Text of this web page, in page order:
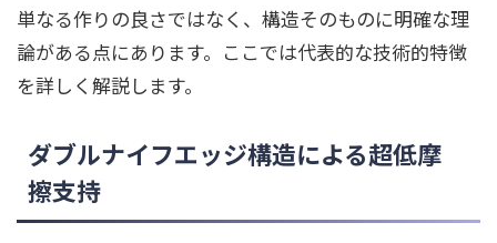
単なる作りの良さではなく、構造そのものに明確な理
論がある点にあります。ここでは代表的な技術的特徴
を詳しく解説します。
ダブルナイフエッジ構造による超低摩
擦支持